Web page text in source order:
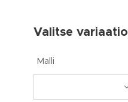
Valitse
Malli